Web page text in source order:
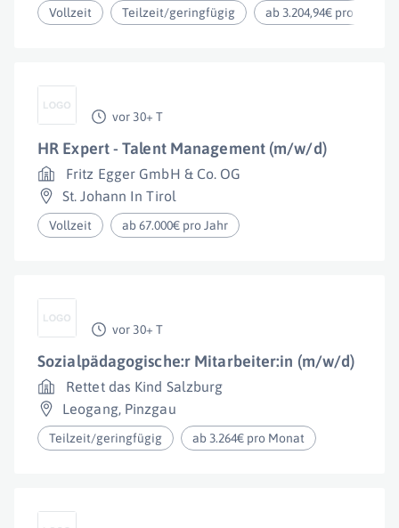
Vollzeit Teilzeit/geringfügig ab 3.204,94€ pro Monat
vor 30+ T
HR Expert - Talent Management (m/w/d)
Fritz Egger GmbH & Co. OG
St. Johann In Tirol
Vollzeit ab 67.000€ pro Jahr
vor 30+ T
Sozialpädagogische:r Mitarbeiter:in (m/w/d)
Rettet das Kind Salzburg
Leogang, Pinzgau
Teilzeit/geringfügig ab 3.264€ pro Monat